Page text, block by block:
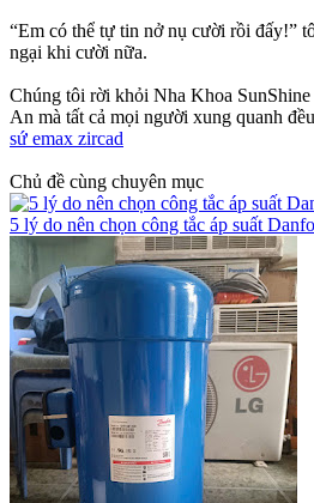
“Em có thể tự tin nở nụ cười rồi đấy!”
ngại khi cười nữa.
Chúng tôi rời khỏi Nha Khoa
An mà tất cả mọi người xung quanh
sứ emax zircad
Chủ đề cùng chuyên mục
5 lý do nên chọn công tắc áp suất